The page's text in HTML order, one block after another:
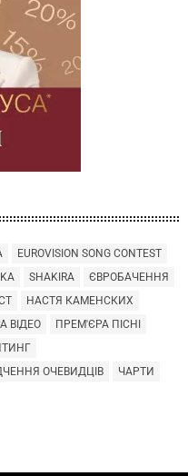
EUROVISION SONG CONTEST
SHAKIRA
ЄВРОБАЧЕННЯ
НАСТЯ КАМЕНСКИХ
ВІДЕО
ПРЕМ'ЄРА ПІСНІ
ОЧЕВИДЦІВ
ЧАРТИ